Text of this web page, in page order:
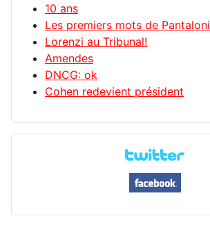
10 ans
Les premiers mots de Pantaloni
Lorenzi au Tribunal!
Amendes
DNCG: ok
Cohen redevient président